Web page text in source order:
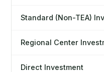
Standard (Non-TEA)
Regional Center
Direct Investment